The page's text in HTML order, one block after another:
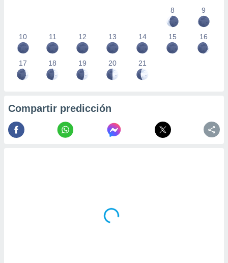
8
9
10 11 12 13 14 15 16
17 18 19 20 21
Compartir predicción